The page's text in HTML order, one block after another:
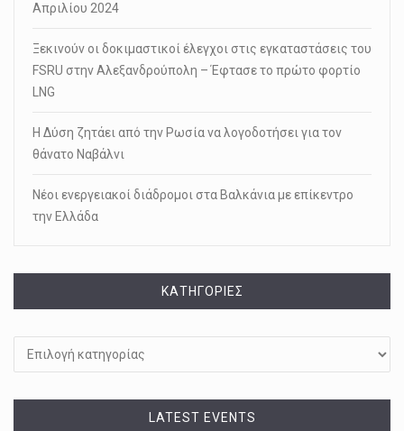
Απριλίου 2024
Ξεκινούν οι δοκιμαστικοί έλεγχοι στις εγκαταστάσεις του
FSRU στην Αλεξανδρούπολη – Έφτασε το πρώτο φορτίο
LNG
Η Δύση ζητάει από την Ρωσία να λογοδοτήσει για τον
θάνατο Ναβάλνι
Νέοι ενεργειακοί διάδρομοι στα Βαλκάνια με επίκεντρο
την Ελλάδα
KΑΤΗΓΟΡΊΕΣ
LATEST EVENTS